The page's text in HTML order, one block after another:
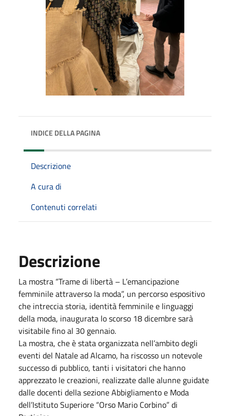
INDICE DELLA PAGINA
Descrizione
A cura di
Contenuti correlati
Descrizione
La mostra “Trame di libertà – L’emancipazione
femminile attraverso la moda”, un percorso espositivo
che intreccia storia, identità femminile e linguaggi
della moda, inaugurata lo scorso 18 dicembre sarà
visitabile fino al 30 gennaio.
La mostra, che è stata organizzata nell’ambito degli
eventi del Natale ad Alcamo, ha riscosso un notevole
successo di pubblico, tanti i visitatori che hanno
apprezzato le creazioni, realizzate dalle alunne guidate
dalle docenti della sezione Abbigliamento e Moda
dell’Istituto Superiore “Orso Mario Corbino” di